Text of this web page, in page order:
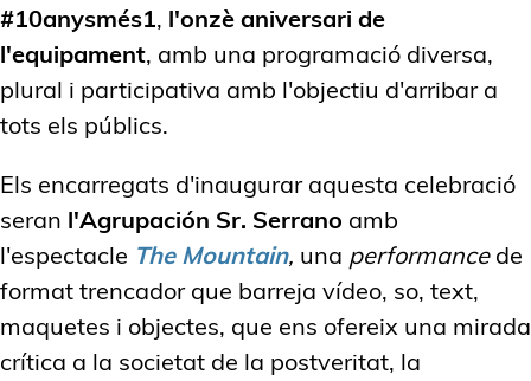
#10anysmés1, l'onzè aniversari de
l'equipament, amb una programació diversa,
plural i participativa amb l'objectiu d'arribar a
tots els públics.
Els encarregats d'inaugurar aquesta celebració
seran l'Agrupación Sr. Serrano amb
l'espectacle The Mountain, una performance de
format trencador que barreja vídeo, so, text,
maquetes i objectes, que ens ofereix una mirada
crítica a la societat de la postveritat, la